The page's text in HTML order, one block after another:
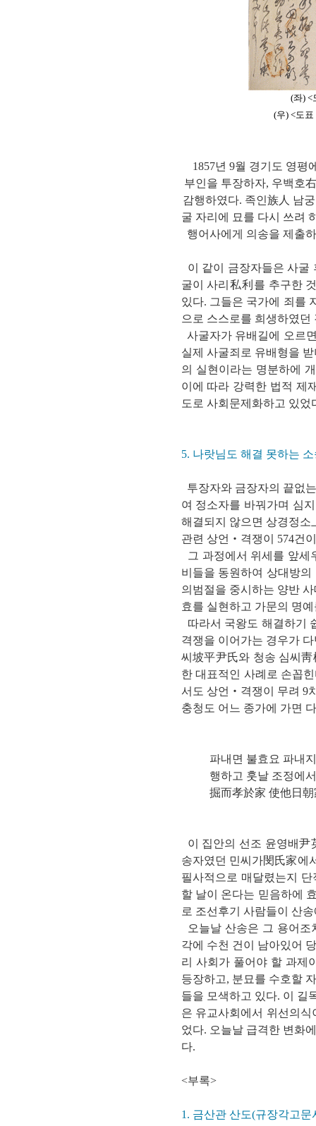
(좌) <
(우) <도
1857년 9월 경기도 영평
부인을 투장하자, 우백호
감행하였다. 족인族人 남
굴 자리에 묘를 다시 쓰려
행어사에게 의송을 제출
이 같이 금장자들은 사굴
굴이 사리私利를 추구한
있다. 그들은 국가에 죄를
으로 스스로를 희생하였던
사굴자가 유배길에 오르
실제 사굴죄로 유배형을
의 실현이라는 명분하에
이에 따라 강력한 법적 제
도로 사회문제화하고 있었
5. 나랏님도 해결 못하는 소
투장자와 금장자의 끝없
여 정소자를 바꿔가며 심
해결되지 않으면 상경정
관련 상언‧격쟁이 574건
그 과정에서 위세를 앞세
비들을 동원하여 상대방
의범절을 중시하는 양반
효를 실현하고 가문의 명
따라서 국왕도 해결하기
격쟁을 이어가는 경우가
씨坡平尹氏와 청송 심씨
한 대표적인 사례로 손꼽
서도 상언‧격쟁이 무려 9
충청도 어느 종가에 가면
파내면 불효요 파내
행하고 훗날 조정에
掘而孝於家 使他日
이 집안의 선조 윤영배尹
송자였던 민씨가閔氏家에
필사적으로 매달렸는지
할 날이 온다는 믿음하에
로 조선후기 사람들이 산
오늘날 산송은 그 용어조
각에 수천 건이 남아있어
리 사회가 풀어야 할 과제
등장하고, 분묘를 수호할
들을 모색하고 있다. 이 길
은 유교사회에서 위선의
었다. 오늘날 급격한 변화
다.
<부록>
1. 금산관 산도(규장각고문